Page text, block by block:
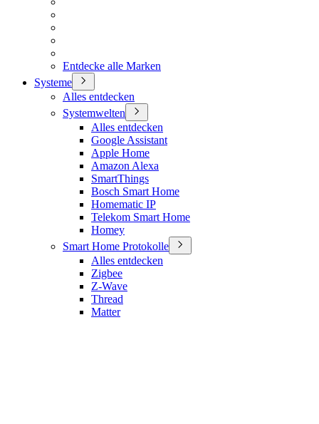
Entdecke alle Marken
Systeme
Alles entdecken
Systemwelten
Alles entdecken
Google Assistant
Apple Home
Amazon Alexa
SmartThings
Bosch Smart Home
Homematic IP
Telekom Smart Home
Homey
Smart Home Protokolle
Alles entdecken
Zigbee
Z-Wave
Thread
Matter